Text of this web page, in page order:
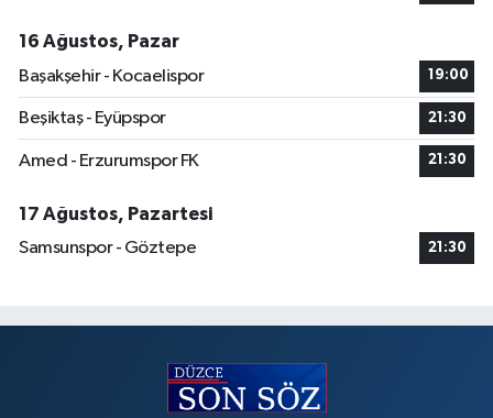
16 Ağustos, Pazar
Başakşehir - Kocaelispor
19:00
Beşiktaş - Eyüpspor 21:30
Amed - Erzurumspor FK 21:30
17 Ağustos, Pazartesi
Samsunspor - Göztepe
21:30